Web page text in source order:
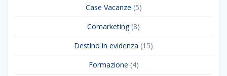
Case Vacanze (5)
Comarketing(8)
Destino in evidenza (15)
Formazione (4)